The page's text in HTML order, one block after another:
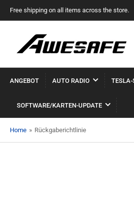
Free shipping on all items across the store.
ANGEBOT AUTO RADIO TESLA-
SOFTWARE/KARTEN-UPDATE
Home » Rückgaberichtlinie